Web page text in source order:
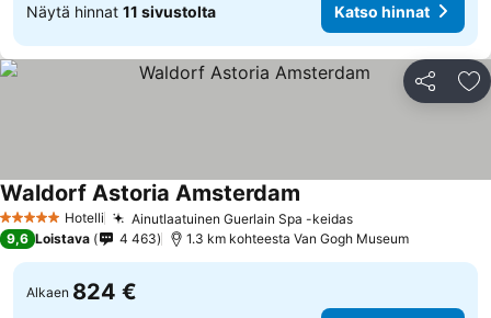
Näytä hinnat 11 sivustolta Katso hinnat
Jaa
5 Tähtiluokitus
Hotelli Ainutlaatuinen Guerlain Spa -keidas
Waldorf Astoria Amsterdam
9,6 Loistava 4 463 1.3 km kohteesta Van Gogh Museum
Alkaen 824 €